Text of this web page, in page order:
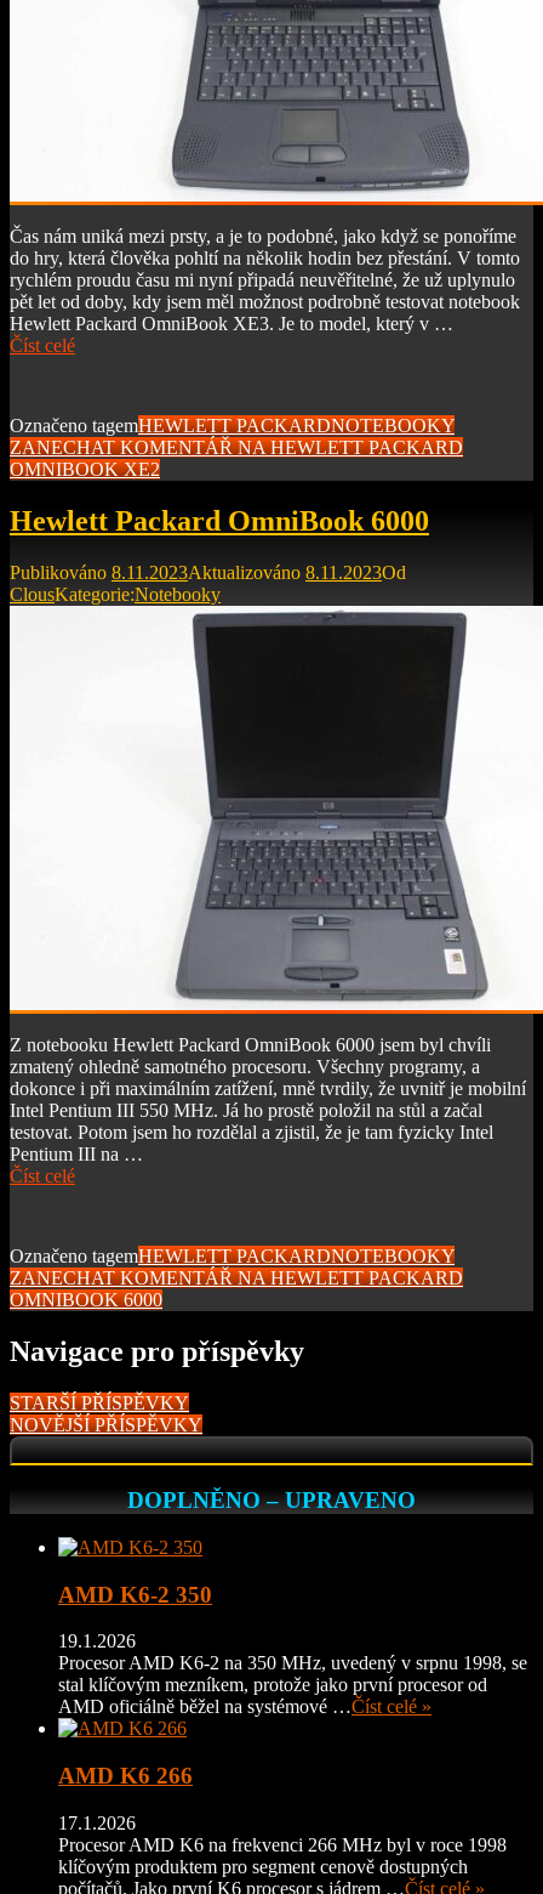
Čas nám uniká mezi prsty, a je to podobné, jako když se ponoříme
do hry, která člověka pohltí na několik hodin bez přestání. V tomto
rychlém proudu času mi nyní připadá neuvěřitelné, že už uplynulo
pět let od doby, kdy jsem měl možnost podrobně testovat notebook
Hewlett Packard OmniBook XE3. Je to model, který v …
Číst celé
Označeno tagemHEWLETT PACKARDNOTEBOOKY
ZANECHAT KOMENTÁŘNA HEWLETT PACKARD
OMNIBOOK XE2
Hewlett Packard OmniBook 6000
Publikováno 8.11.2023Aktualizováno 8.11.2023Od
ClousKategorie:Notebooky
Z notebooku Hewlett Packard OmniBook 6000 jsem byl chvíli
zmatený ohledně samotného procesoru. Všechny programy, a
dokonce i při maximálním zatížení, mně tvrdily, že uvnitř je mobilní
Intel Pentium III 550 MHz. Já ho prostě položil na stůl a začal
testovat. Potom jsem ho rozdělal a zjistil, že je tam fyzicky Intel
Pentium III na …
Číst celé
Označeno tagemHEWLETT PACKARDNOTEBOOKY
ZANECHAT KOMENTÁŘNA HEWLETT PACKARD
OMNIBOOK 6000
Navigace pro příspěvky
STARŠÍ PŘÍSPĚVKY
NOVĚJŠÍ PŘÍSPĚVKY
DOPLNĚNO – UPRAVENO
AMD K6-2 350
19.1.2026
Procesor AMD K6-2 na 350 MHz, uvedený v srpnu 1998, se
stal klíčovým mezníkem, protože jako první procesor od
AMD oficiálně běžel na systémové …Číst celé »
AMD K6 266
17.1.2026
Procesor AMD K6 na frekvenci 266 MHz byl v roce 1998
klíčovým produktem pro segment cenově dostupných
počítačů. Jako první K6 procesor s jádrem …Číst celé »